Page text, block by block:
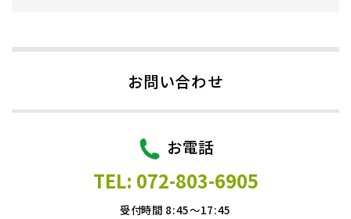
お問い合わせ
お電話
TEL: 072-803-6905
受付時間 8:45～17:45